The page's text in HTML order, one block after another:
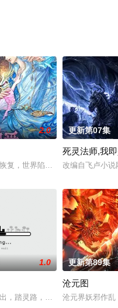
角落，还是繁星坠落的荒漠，
2.0
复，世界陷入混乱。混沌从深
更新第07集
死灵法师,我
改编自飞卢小说
苏东坡渡入佛门）、辽国女粉
1.0
，踏灵路，伐罗天，剑斩诛邪永
更新第89集
沧元图
沧元界妖邪作乱